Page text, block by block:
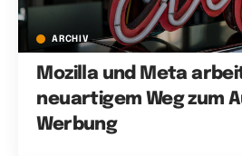
ARCHIV
Mozilla und Meta
neuartigem Weg zum
Werbung